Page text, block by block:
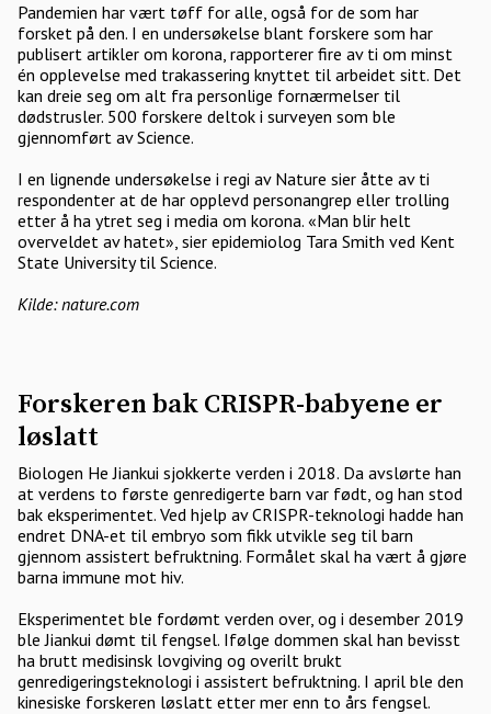
Pandemien har vært tøff for alle, også for de som har
forsket på den. I en undersøkelse blant forskere som har
publisert artikler om korona, rapporterer fire av ti om minst
én opplevelse med trakassering knyttet til arbeidet sitt. Det
kan dreie seg om alt fra personlige fornærmelser til
dødstrusler. 500 forskere deltok i surveyen som ble
gjennomført av Science.
I en lignende undersøkelse i regi av Nature sier åtte av ti
respondenter at de har opplevd personangrep eller trolling
etter å ha ytret seg i media om korona. «Man blir helt
overveldet av hatet», sier epidemiolog Tara Smith ved Kent
State University til Science.
Kilde: nature.com
Forskeren bak CRISPR-babyene er
løslatt
Biologen He Jiankui sjokkerte verden i 2018. Da avslørte han
at verdens to første genredigerte barn var født, og han stod
bak eksperimentet. Ved hjelp av CRISPR-teknologi hadde han
endret DNA-et til embryo som fikk utvikle seg til barn
gjennom assistert befruktning. Formålet skal ha vært å gjøre
barna immune mot hiv.
Eksperimentet ble fordømt verden over, og i desember 2019
ble Jiankui dømt til fengsel. Ifølge dommen skal han bevisst
ha brutt medisinsk lovgiving og overilt brukt
genredigeringsteknologi i assistert befruktning. I april ble den
kinesiske forskeren løslatt etter mer enn to års fengsel.